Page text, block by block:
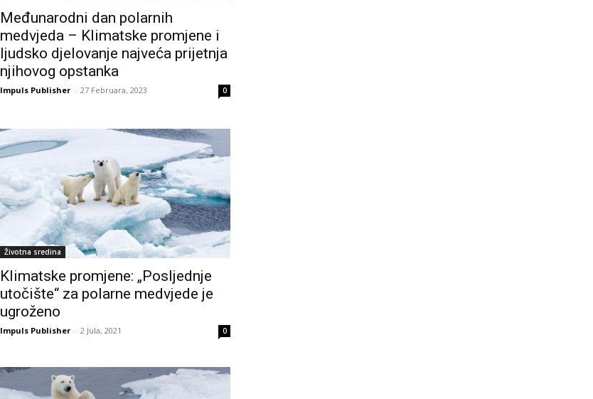
Međunarodni dan polarnih
medvjeda – Klimatske promjene i
ljudsko djelovanje najveća prijetnja
njihovog opstanka
Impuls Publisher - 27 Februara, 2023 0
Životna sredina
Klimatske promjene: „Posljednje
utočište“ za polarne medvjede je
ugroženo
Impuls Publisher - 2 Jula, 2021 0